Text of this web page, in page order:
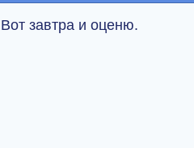
Вот завтра и оценю.